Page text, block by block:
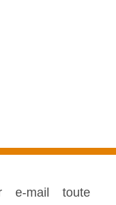
e-mail toute